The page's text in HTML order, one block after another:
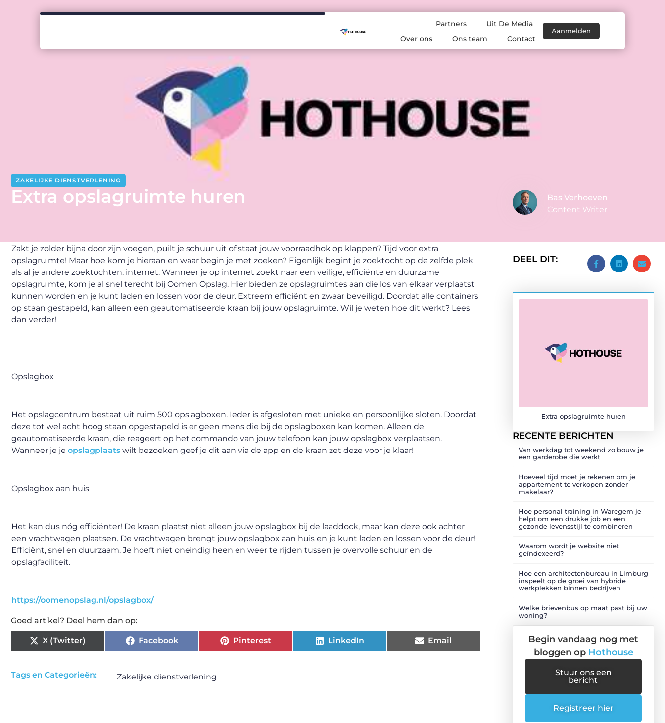
Partners
Uit De Media
Over ons
Ons team Contact
Aanmelden
ZAKELIJKE DIENSTVERLENING
Extra opslagruimte huren
Bas Verhoeven
Content Writer
Zakt je zolder bijna door zijn voegen, puilt je schuur uit of staat jouw voorraadhok op klappen? Tijd voor extra
opslagruimte! Maar hoe kom je hieraan en waar begin je met zoeken? Eigenlijk begint je zoektocht op de zelfde plek
als al je andere zoektochten: internet. Wanneer je op internet zoekt naar een veilige, efficiënte en duurzame
opslagruimte, kom je al snel terecht bij Oomen Opslag. Hier bieden ze opslagruimtes aan die los van elkaar verplaatst
kunnen worden en je kunt laden en lossen voor de deur. Extreem efficiënt en zwaar beveiligd. Doordat alle containers
op staan gestapeld, kan alleen een geautomatiseerde kraan bij jouw opslagruimte. Wil je weten hoe dit werkt? Lees
dan verder!
Opslagbox
Het opslagcentrum bestaat uit ruim 500 opslagboxen. Ieder is afgesloten met unieke en persoonlijke sloten. Doordat
deze tot wel acht hoog staan opgestapeld is er geen mens die bij de opslagboxen kan komen. Alleen de
geautomatiseerde kraan, die reageert op het commando van jouw telefoon kan jouw opslagbox verplaatsen.
Wanneer je je opslagplaats wilt bezoeken geef je dit aan via de app en de kraan zet deze voor je klaar!
Opslagbox aan huis
Het kan dus nóg efficiënter! De kraan plaatst niet alleen jouw opslagbox bij de laaddock, maar kan deze ook achter
een vrachtwagen plaatsen. De vrachtwagen brengt jouw opslagbox aan huis en je kunt laden en lossen voor de deur!
Efficiënt, snel en duurzaam. Je hoeft niet oneindig heen en weer te rijden tussen je overvolle schuur en de
opslagfaciliteit.
https://oomenopslag.nl/opslagbox/
Goed artikel? Deel hem dan op:
X (Twitter) Facebook Pinterest LinkedIn Email
Tags en Categorieën: Zakelijke dienstverlening
DEEL DIT:
Extra opslagruimte huren
RECENTE BERICHTEN
Van werkdag tot weekend zo bouw je
een garderobe die werkt
Hoeveel tijd moet je rekenen om je
appartement te verkopen zonder
makelaar?
Hoe personal training in Waregem je
helpt om een drukke job en een
gezonde levensstijl te combineren
Waarom wordt je website niet
geïndexeerd?
Hoe een architectenbureau in Limburg
inspeelt op de groei van hybride
werkplekken binnen bedrijven
Welke brievenbus op maat past bij uw
woning?
Begin vandaag nog met
bloggen op Hothouse
Stuur ons een
bericht
Registreer hier